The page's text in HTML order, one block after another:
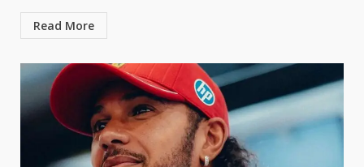
Read More